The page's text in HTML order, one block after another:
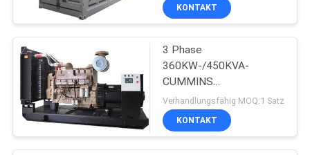
KONTAKT
3 Phase
360KW-/450KVA-
CUMMINS
Dieselaggregat mit
Kontrollsystem DSE6020
Verhandlungsfähig MOQ:1 Satz
KONTAKT